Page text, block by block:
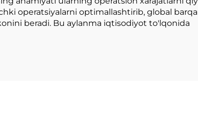
operatsiyalarni optimallashtirib, global
beradi. Bu aylanma iqtisodiyot to'lqonida